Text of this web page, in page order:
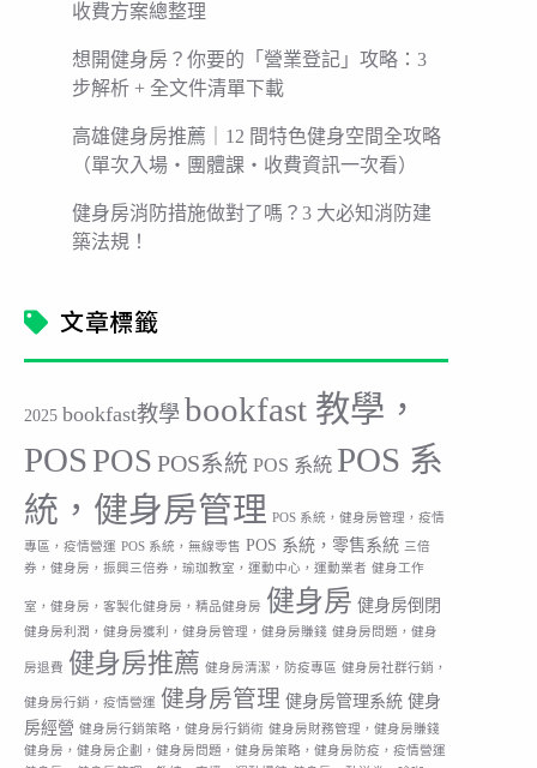
收費方案總整理
想開健身房？你要的「營業登記」攻略：3
步解析 + 全文件清單下載
高雄健身房推薦｜12 間特色健身空間全攻略
（單次入場・團體課・收費資訊一次看）
健身房消防措施做對了嗎？3 大必知消防建
築法規！
文章標籤
2025 bookfast教學 bookfast 教學，
POS POS POS系統 POS 系統 POS 系
統，健身房管理 POS 系統，健身房管理，疫情
專區，疫情營運 POS 系統，無線零售 POS 系統，零售系統 三倍
券，健身房，振興三倍券，瑜珈教室，運動中心，運動業者 健身工作
室，健身房，客製化健身房，精品健身房 健身房 健身房倒閉
健身房利潤，健身房獲利，健身房管理，健身房賺錢 健身房問題，健身
房退費 健身房推薦 健身房清潔，防疫專區 健身房社群行銷，
健身房行銷，疫情營運 健身房管理 健身房管理系統 健身
房經營 健身房行銷策略，健身房行銷術 健身房財務管理，健身房賺錢
健身房，健身房企劃，健身房問題，健身房策略，健身房防疫，疫情營運